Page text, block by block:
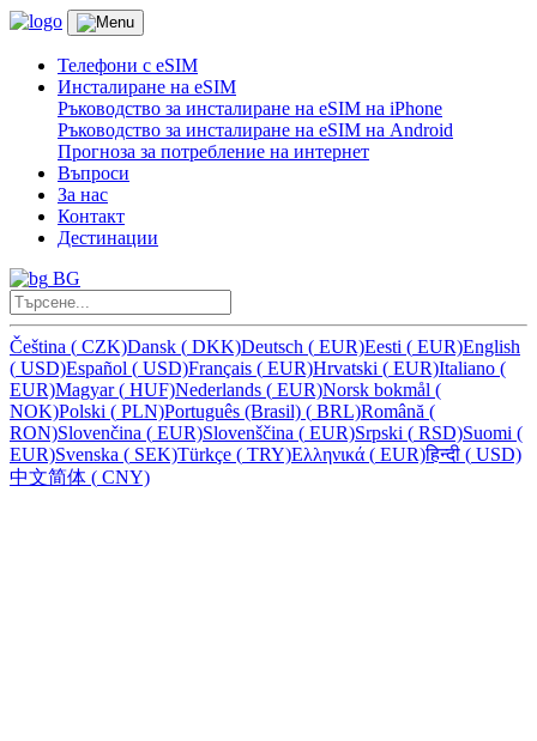
Телефони с eSIM
Инсталиране на eSIM
Ръководство за инсталиране на eSIM на iPhone
Ръководство за инсталиране на eSIM на Android
Прогноза за потребление на интернет
Въпроси
За нас
Контакт
Дестинации
BG
Čeština ( CZK)Dansk ( DKK)Deutsch ( EUR)Eesti ( EUR)English
( USD)Español ( USD)Français ( EUR)Hrvatski ( EUR)Italiano (
EUR)Magyar( HUF)Nederlands ( EUR)Norsk bokmål (
NOK)Polski ( PLN)Português (Brasil) ( BRL)Română (
RON)Slovenčina ( EUR)Slovenščina ( EUR)Srpski ( RSD)Suomi (
EUR)Svenska ( SEK)Türkçe ( TRY)Ελληνικά ( EUR)हिन्दी ( USD)
中文简体 ( CNY)